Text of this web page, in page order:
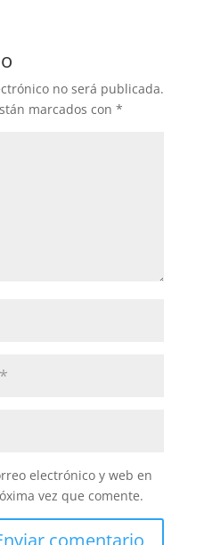
no será publicada.
marcados con *
electrónico y web en
vez que comente.